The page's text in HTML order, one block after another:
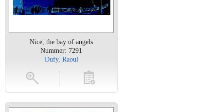
Nice, the bay of angels
Nummer: 7291
Dufy, Raoul
toevoegen